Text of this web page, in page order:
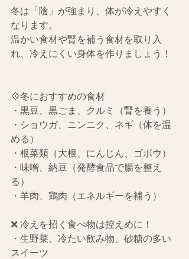
冬は「陰」が強まり、体が冷えやすく
なります。
温かい食材や腎を補う食材を取り入
れ、冷えにくい身体を作りましょう！
💠冬におすすめの食材
・黒豆、黒ごま、クルミ（腎を養う）
・ショウガ、ニンニク、ネギ（体を温
める）
・根菜類（大根、にんじん、ゴボウ）
・味噌、納豆（発酵食品で腸を整え
る）
・羊肉、鶏肉（エネルギーを補う）
❌ 冷えを招く食べ物は控えめに！
・生野菜、冷たい飲み物、砂糖の多い
スイーツ